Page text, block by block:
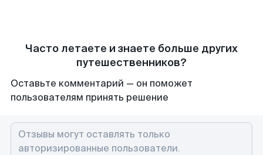
Часто летаете и знаете больше других
путешественников?
Оставьте комментарий — он поможет
пользователям принять решение